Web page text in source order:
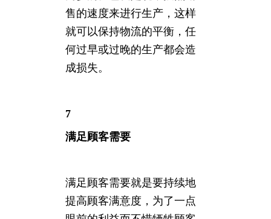
售的速度来进行生产，这样
就可以保持物流的平衡，任
何过早或过晚的生产都会造
成损失。
7
满足顾客需要
满足顾客需要就是要持续地
提高顾客满意度，为了一点